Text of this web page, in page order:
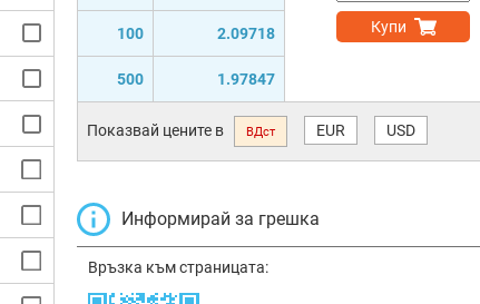
100 2.09718
500 1.97847
Купи
Показвай цените в ВДст EUR USD
Информирай за грешка
Връзка към страницата: